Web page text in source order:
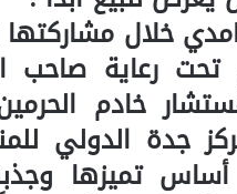
خلال
تحت رعاية صاحب
خادم
جدة الدولي
أساس تميزها